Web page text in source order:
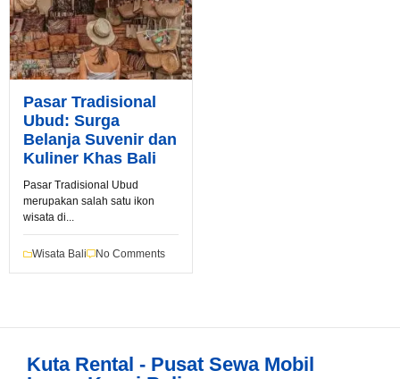
Pasar Tradisional
Ubud: Surga
Belanja Suvenir dan
Kuliner Khas Bali
Pasar Tradisional Ubud
merupakan salah satu ikon
wisata di...
Wisata Bali No Comments
Kuta Rental - Pusat Sewa Mobil
Book via WhatsApp